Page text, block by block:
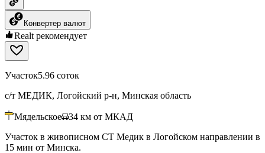
Конвертер валют
Realt рекомендует
Участок5.96 соток
с/т МЕДИК, Логойский р-н, Минская область
Мядельское 34 км от МКАД
Участок в живописном СТ Медик в Логойском направлении в
15 мин от Минска.